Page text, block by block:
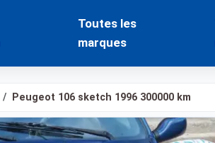
Toutes les
marques
Peugeot 106 sketch 1996 300000 km